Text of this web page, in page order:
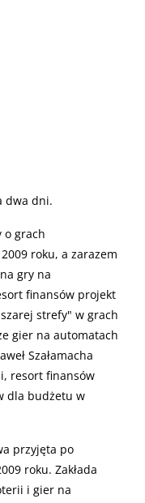
dwa dni.
o grach
roku, a zarazem
gry na
finansów projekt
strefy" w grach
gier na automatach
Szałamacha
resort finansów
dla budżetu w
przyjęta po
roku. Zakłada
i gier na